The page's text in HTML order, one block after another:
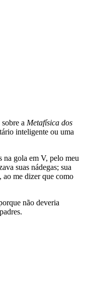
a Metafísica dos
inteligente ou uma
na gola em V, pelo meu
suas nádegas; sua
ao me dizer que como
não deveria